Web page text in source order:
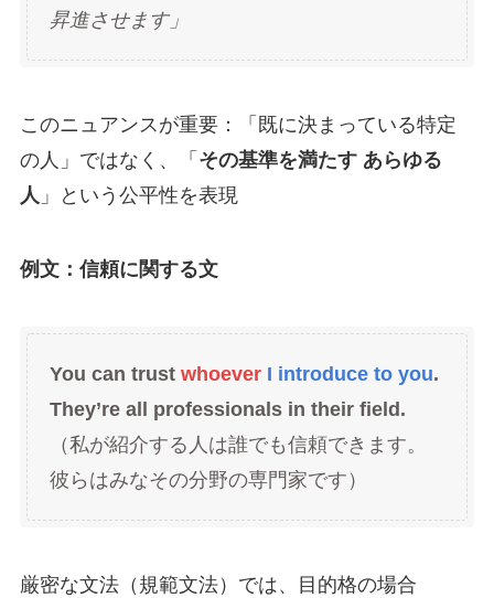
昇進させます」
このニュアンスが重要：「既に決まっている特定
の人」ではなく、「 その基準を満たす あらゆる
人 」という公平性を表現
例文：信頼に関する文
You can trust whoeverI introduce to you.
They’re all professionals in their field.
（私が紹介する人は誰でも信頼できます。
彼らはみなその分野の専門家です）
厳密な文法（規範文法）では、目的格の場合